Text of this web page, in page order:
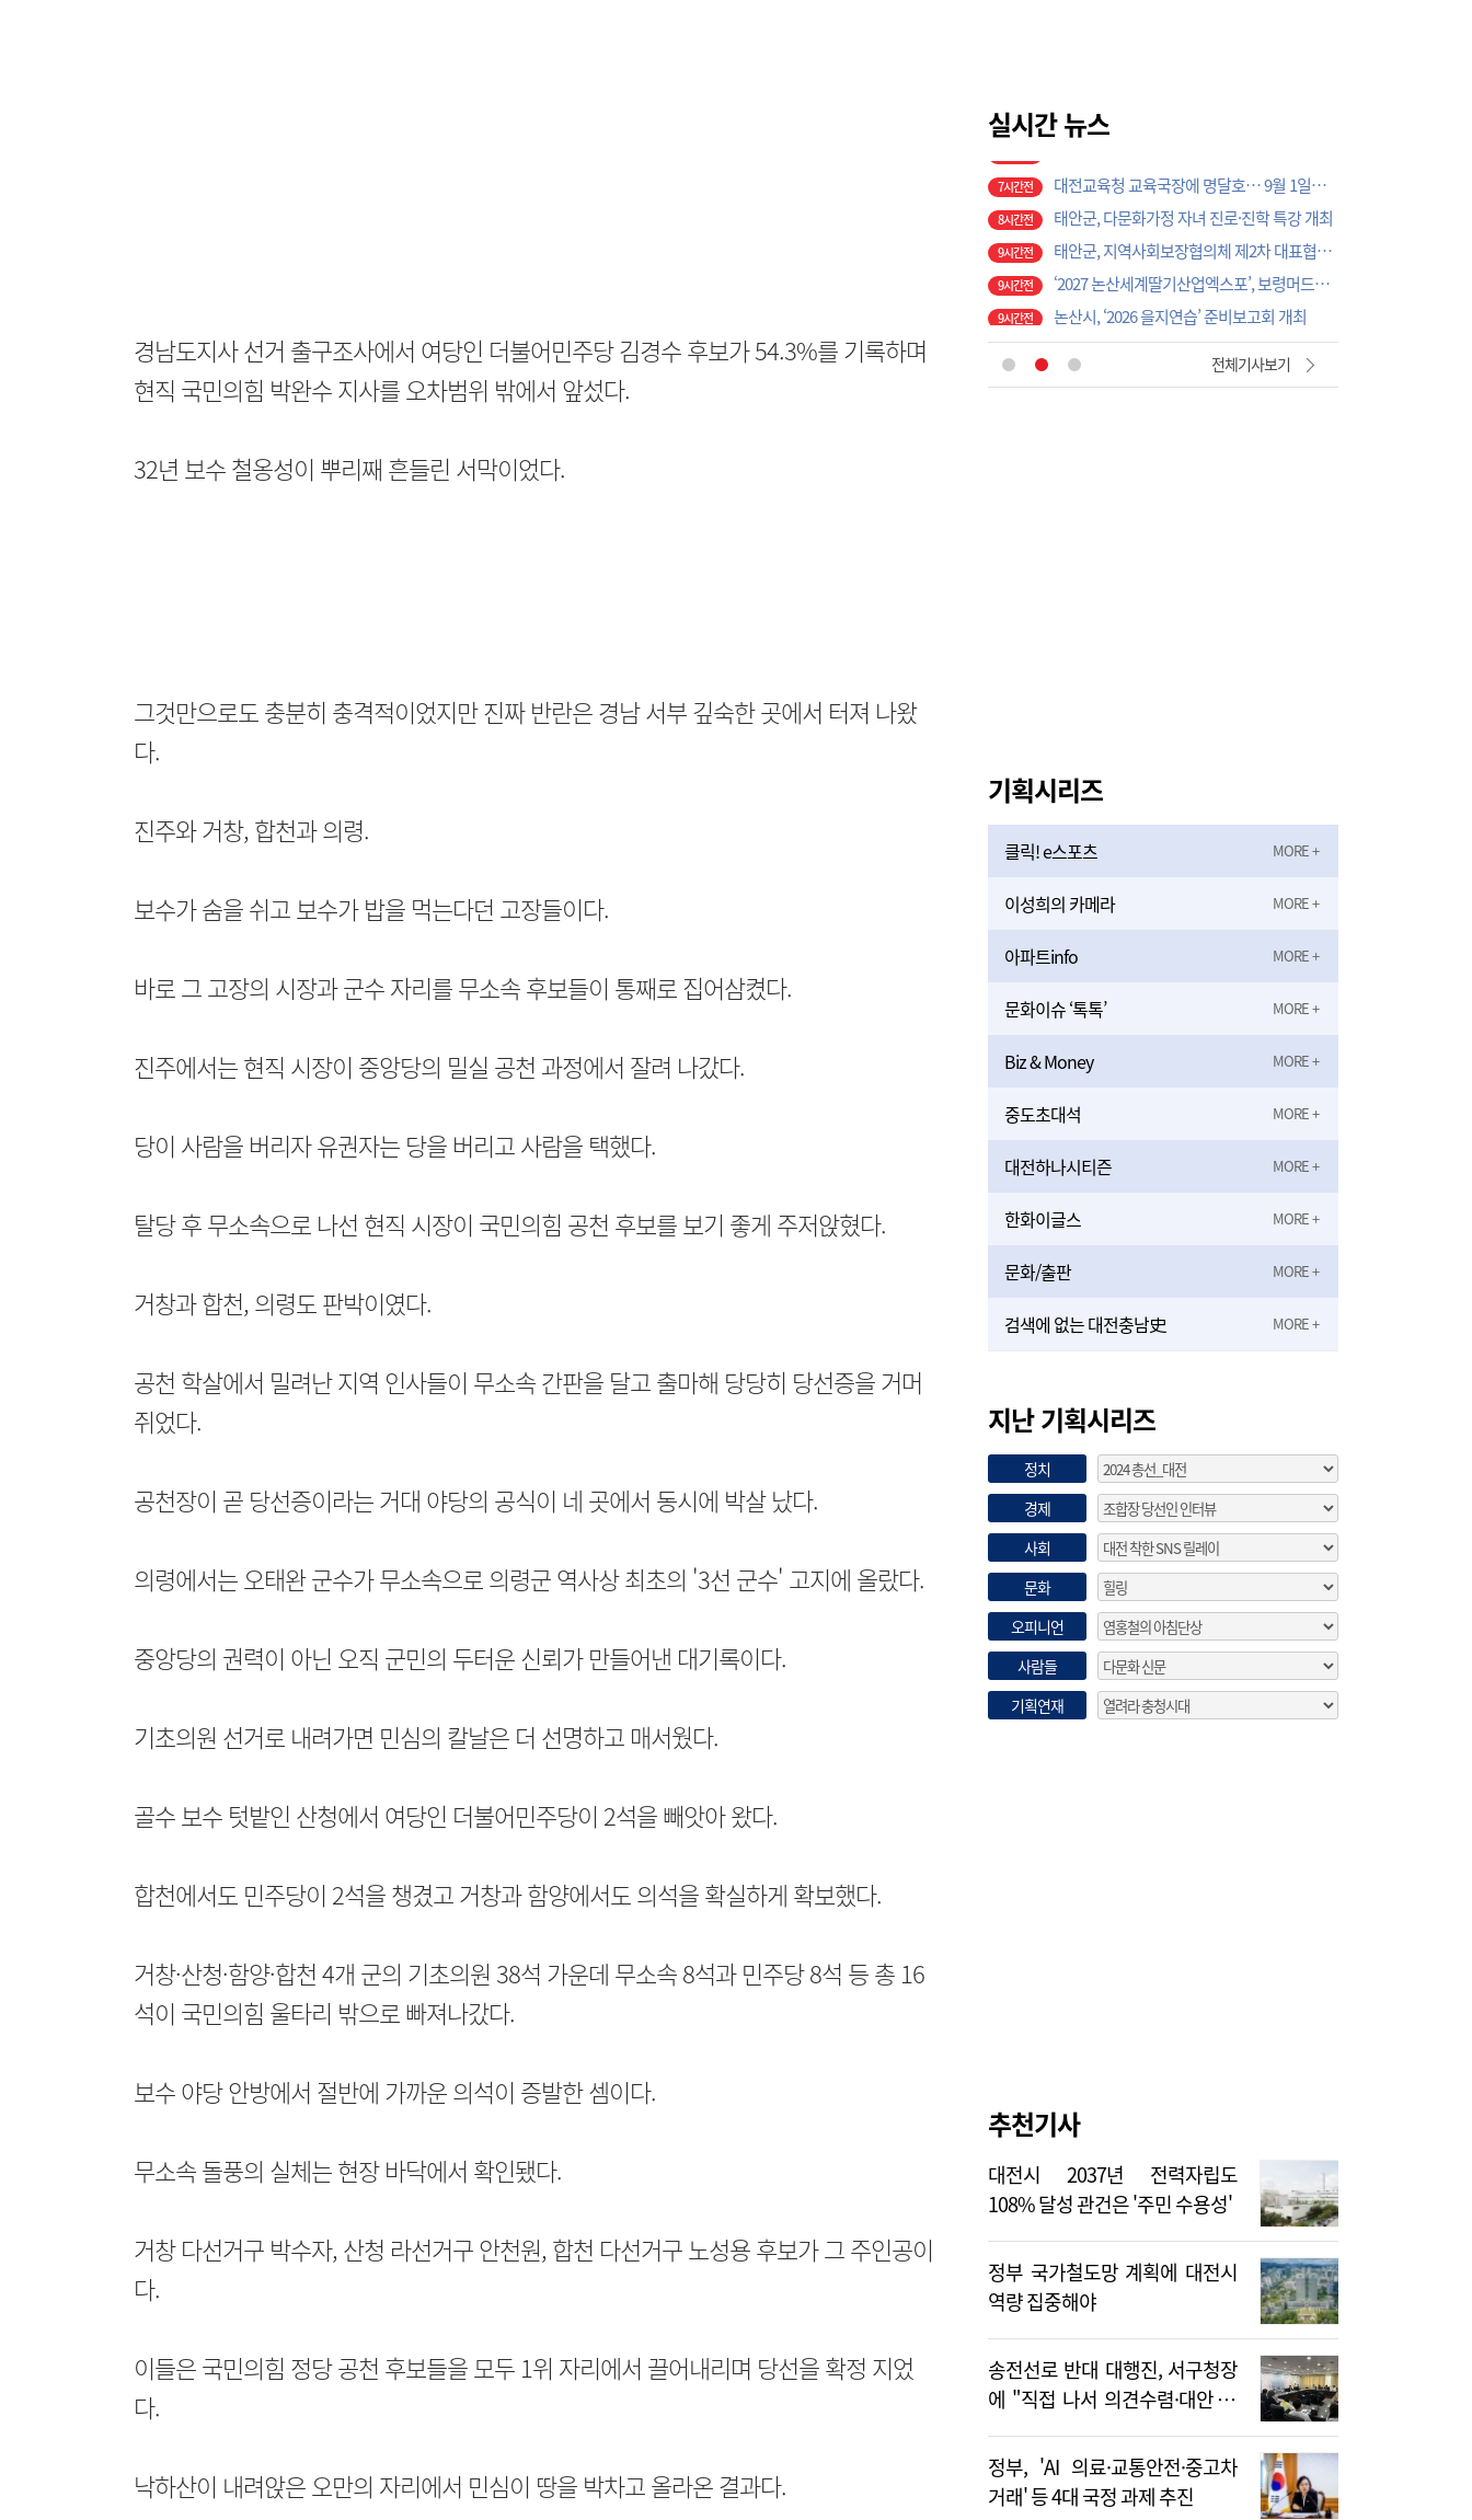
경남도지사 선거 출구조사에서 여당인 더불어민주당 김경수 후보가 54.3%를 기록하며
현직 국민의힘 박완수 지사를 오차범위 밖에서 앞섰다.
32년 보수 철옹성이 뿌리째 흔들린 서막이었다.
그것만으로도 충분히 충격적이었지만 진짜 반란은 경남 서부 깊숙한 곳에서 터져 나왔
다.
진주와 거창, 합천과 의령.
보수가 숨을 쉬고 보수가 밥을 먹는다던 고장들이다.
바로 그 고장의 시장과 군수 자리를 무소속 후보들이 통째로 집어삼켰다.
진주에서는 현직 시장이 중앙당의 밀실 공천 과정에서 잘려 나갔다.
당이 사람을 버리자 유권자는 당을 버리고 사람을 택했다.
탈당 후 무소속으로 나선 현직 시장이 국민의힘 공천 후보를 보기 좋게 주저앉혔다.
거창과 합천, 의령도 판박이였다.
공천 학살에서 밀려난 지역 인사들이 무소속 간판을 달고 출마해 당당히 당선증을 거머
쥐었다.
공천장이 곧 당선증이라는 거대 야당의 공식이 네 곳에서 동시에 박살 났다.
의령에서는 오태완 군수가 무소속으로 의령군 역사상 최초의 '3선 군수' 고지에 올랐다.
중앙당의 권력이 아닌 오직 군민의 두터운 신뢰가 만들어낸 대기록이다.
기초의원 선거로 내려가면 민심의 칼날은 더 선명하고 매서웠다.
골수 보수 텃밭인 산청에서 여당인 더불어민주당이 2석을 빼앗아 왔다.
합천에서도 민주당이 2석을 챙겼고 거창과 함양에서도 의석을 확실하게 확보했다.
거창·산청·함양·합천 4개 군의 기초의원 38석 가운데 무소속 8석과 민주당 8석 등 총 16
석이 국민의힘 울타리 밖으로 빠져나갔다.
보수 야당 안방에서 절반에 가까운 의석이 증발한 셈이다.
무소속 돌풍의 실체는 현장 바닥에서 확인됐다.
거창 다선거구 박수자, 산청 라선거구 안천원, 합천 다선거구 노성용 후보가 그 주인공이
다.
이들은 국민의힘 정당 공천 후보들을 모두 1위 자리에서 끌어내리며 당선을 확정 지었
다.
낙하산이 내려앉은 오만의 자리에서 민심이 땅을 박차고 올라온 결과다.
실시간 뉴스
6시간전
8시간전 태안군, 다문화가정 자녀 진로·진학 특강 개최
9시간전 태안군, 지역사회보장협의체 제2차 대표협의체 회의 개최
9시간전 ‘2027 논산세계딸기산업엑스포’, 보령머드축제서 전격 홍보
9시간전 논산시, ‘2026 을지연습’ 준비보고회 개최
9시간전
17분전 풍남레미콘 증평 전역 도로 살수 작업···지역과 상생
21분전 당진시, 고향사랑기부금으로 '초등학교 야구부 초청대회' 개최
전체기사보기
기획시리즈
클릭! e스포츠
이성희의 카메라
아파트info
문화이슈 ‘톡톡’
Biz & Money
중도초대석
대전하나시티즌
한화이글스
문화/출판
검색에 없는 대전충남史
지난 기획시리즈
정치
경제
사회
문화
오피니언
사람들
기획연재
추천기사
대전시 2037년 전력자립도
108% 달성 관건은 '주민 수용성'
정부 국가철도망 계획에 대전시
역량 집중해야
송전선로 반대 대행진, 서구청장
에 "직접 나서 의견수렴·대안 제
시해야"
정부, 'AI 의료·교통안전·중고차
거래' 등 4대 국정 과제 추진